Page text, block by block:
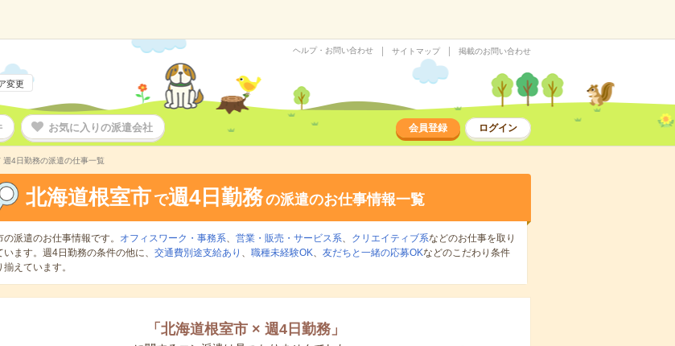
変更
ヘルプ・お問い合わせ サイトマップ 掲載のお問い合わせ
お気に入りの派遣会社 会員登録 ログイン
週4日勤務の派遣の仕事一覧
北海道根室市 で週4日勤務の派遣のお仕事情報一覧
の派遣のお仕事情報です。 オフィスワーク・事務系、 営業・販売・サービス系、 クリエイティブ系などのお仕事を取り
います。週4日勤務の条件の他に、 交通費別途支給あり 、 職種未経験OK、 友だちと一緒の応募OKなどのこだわり条件
揃えています。
「 北海道根室市 × 週4日勤務 」